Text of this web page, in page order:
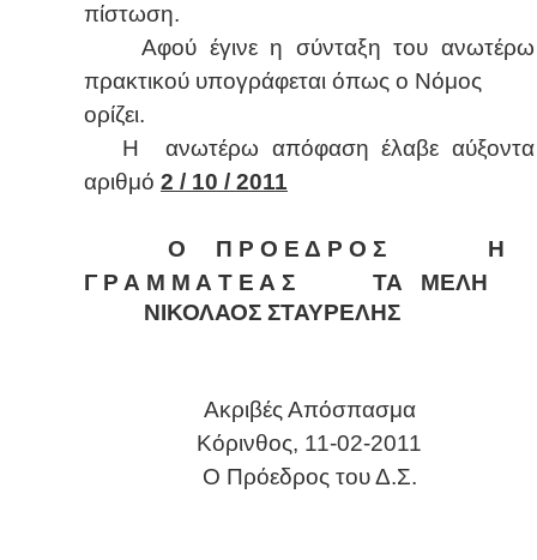
πίστωση.
Αφού έγινε η σύνταξη του ανωτέρω
πρακτικού υπογράφεται όπως ο Νόμος
ορίζει.
H ανωτέρω απόφαση έλαβε αύξοντα
αριθμό 2 / 10 / 2011
Ο Π Ρ Ο Ε Δ Ρ Ο Σ Η
Γ Ρ Α Μ Μ Α Τ Ε Α Σ ΤΑ ΜΕΛΗ
ΝΙΚΟΛΑΟΣ ΣΤΑΥΡΕΛΗΣ
Ακριβές Απόσπασμα
Κόρινθος, 11-02-2011
Ο Πρόεδρος του Δ.Σ.